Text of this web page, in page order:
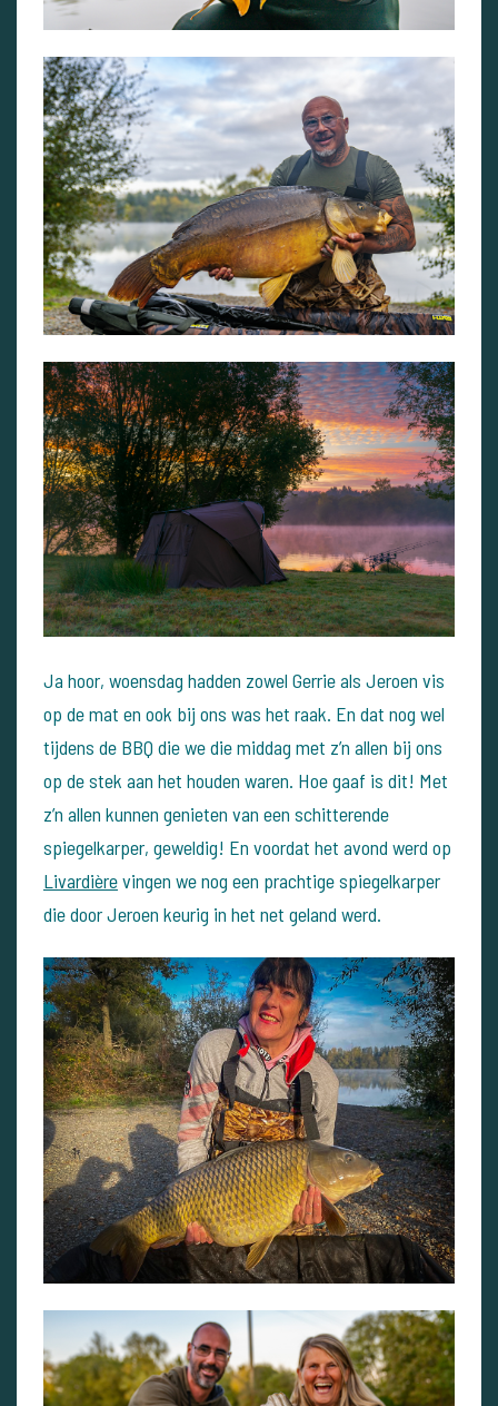
Ja hoor, woensdag hadden zowel Gerrie als Jeroen vis
op de mat en ook bij ons was het raak. En dat nog wel
tijdens de BBQ die we die middag met z’n allen bij ons
op de stek aan het houden waren. Hoe gaaf is dit! Met
z’n allen kunnen genieten van een schitterende
spiegelkarper, geweldig! En voordat het avond werd op
Livardièrevingen we nog een prachtige spiegelkarper
die door Jeroen keurig in het net geland werd.